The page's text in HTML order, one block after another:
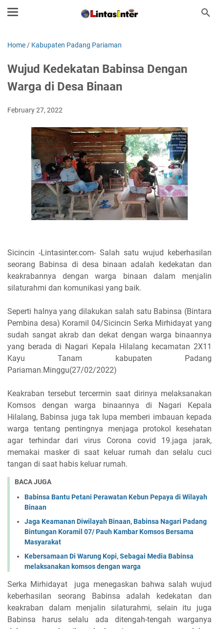
Home / Kabupaten Padang Pariaman
Wujud Kedekatan Babinsa Dengan
Warga di Desa Binaan
February 27, 2022
Sicincin -Lintasinter.com- Salah satu wujud keberhasilan
seorang Babinsa di desa binaan adalah kedekatan dan
keakrabannya dengan warga binaan dalam menjalin
silaturahmi dan komunikasi yang baik.
Seperti halnya yang dilakukan salah satu Babinsa (Bintara
Pembina desa) Koramil 04/Sicincin Serka Mirhidayat yang
sudah sangat akrab dan dekat dengan warga binaannya
yang berada di Nagari Kepala Hilalang kecamatan 2X11
Kayu Tanam kabupaten Padang
Pariaman.Minggu(27/02/2022)
Keakraban tersebut tercermin saat dirinya melaksanakan
Komsos dengan warga binaannya di Nagari Kepala
Hilalang, Babinsa juga tak lupa memberi imbauan kepada
warga tentang pentingnya menjaga protokol kesehatan
agar terhindar dari virus Corona covid 19.jaga jarak,
memakai masker di saat keluar rumah dan selalu cuci
tangan di saat habis keluar rumah.
BACA JUGA
Babinsa Bantu Petani Perawatan Kebun Pepaya di Wilayah
Binaan
Jaga Keamanan Diwilayah Binaan, Babinsa Nagari Padang
Bintungan Koramil 07/ Pauh Kambar Komsos Bersama
Masyarakat
Kebersamaan Di Warung Kopi, Sebagai Media Babinsa
melaksanakan komsos dengan warga
Serka Mirhidayat juga menegaskan bahwa salah wujud
keberhasilan seorang Babinsa adalah kedekatan dan
keakraban dalam menjalin silaturahmi, selain itu juga
Babinsa harus selalu ada ditengah-tengah warganya